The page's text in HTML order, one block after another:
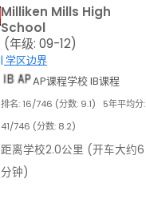
Milliken Mills High
School
(年级: 09-12)
| 学区边界
AP课程学校 IB课程
排名: 16/746 (分数: 9.1)
5年平均分:
41/746 (分数: 8.2)
距离学校2.0公里 (开车大约6
分钟)